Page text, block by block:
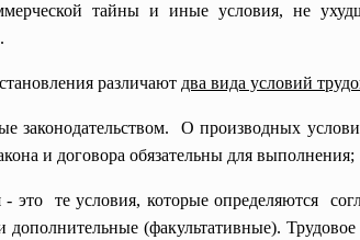
тайны и иные условия, не
различают два вида условий
законодательством. О производных
и договора обязательны для выполнения;
- это те условия, которыеопределяются
(факультативные).